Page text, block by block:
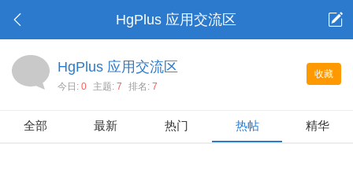
HgPlus 应用交流区
收藏
HgPlus 应用交流区
今日: 0 主题: 7 排名: 7
全部 最新 热门 热帖 精华